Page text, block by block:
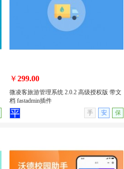
Thinkphp开发的多语言交易所源码含
uniapp前端全开源版币币期权交易合约
无演示
￥299.00
微凌客旅游管理系统 2.0.2 高级授权版 带文
档 fastadmin插件
手
安 保